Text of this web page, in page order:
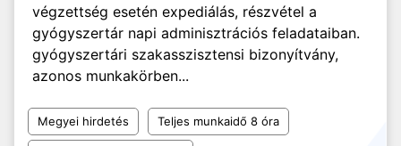
végzettség esetén expediálás, részvétel a
gyógyszertár napi adminisztrációs feladataiban.
gyógyszertári szakasszisztensi bizonyítvány,
azonos munkakörben...
Megyei hirdetés Teljes munkaidő 8 óra